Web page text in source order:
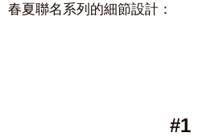
春夏聯名系列 的細節設計：
#1